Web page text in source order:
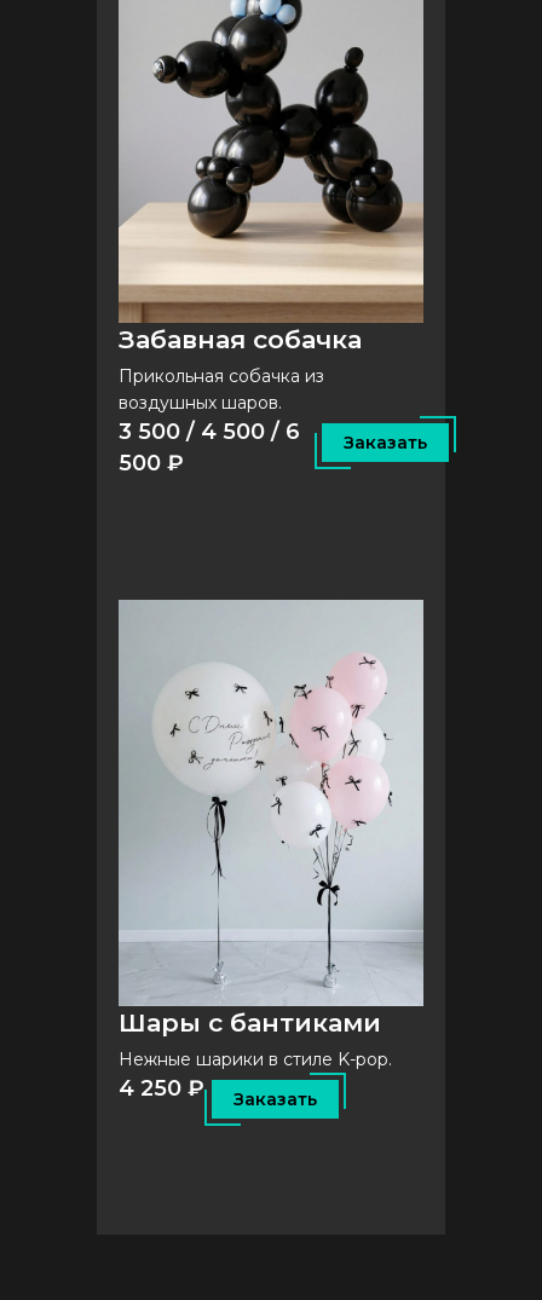
Забавная собачка
Прикольная собачка из
воздушных шаров.
3 500 / 4 500 / 6
500 ₽
Заказать
Шары с бантиками
Нежные шарики в стиле K-pop.
4 250 ₽ Заказать